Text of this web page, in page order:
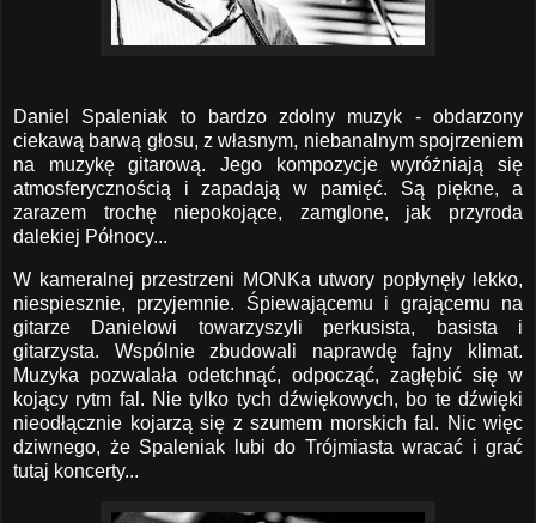
Daniel Spaleniak to bardzo zdolny muzyk - obdarzony
ciekawą barwą głosu, z własnym, niebanalnym spojrzeniem
na muzykę gitarową. Jego kompozycje wyróżniają się
atmosferycznością i zapadają w pamięć. Są piękne, a
zarazem trochę niepokojące, zamglone, jak przyroda
dalekiej Północy...
W kameralnej przestrzeni MONKa utwory popłynęły lekko,
niespiesznie, przyjemnie. Śpiewającemu i grającemu na
gitarze Danielowi towarzyszyli perkusista, basista i
gitarzysta. Wspólnie zbudowali naprawdę fajny klimat.
Muzyka pozwalała odetchnąć, odpocząć, zagłębić się w
kojący rytm fal. Nie tylko tych dźwiękowych, bo te dźwięki
nieodłącznie kojarzą się z szumem morskich fal. Nic więc
dziwnego, że Spaleniak lubi do Trójmiasta wracać i grać
tutaj koncerty...